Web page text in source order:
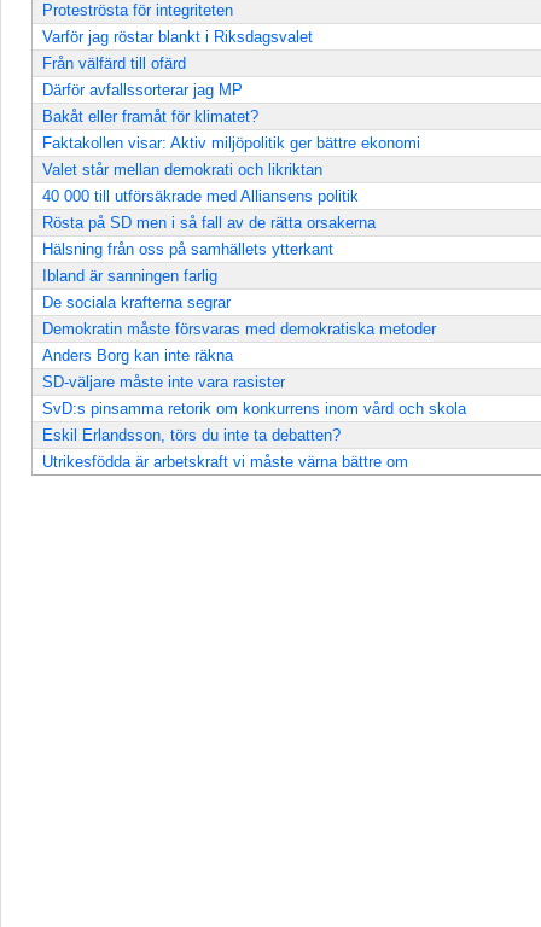
Proteströsta för integriteten
Varför jag röstar blankt i Riksdagsvalet
Från välfärd till ofärd
Därför avfallssorterar jag MP
Bakåt eller framåt för klimatet?
Faktakollen visar: Aktiv miljöpolitik ger bättre ekonomi
Valet står mellan demokrati och likriktan
40 000 till utförsäkrade med Alliansens politik
Rösta på SD men i så fall av de rätta orsakerna
Hälsning från oss på samhällets ytterkant
Ibland är sanningen farlig
De sociala krafterna segrar
Demokratin måste försvaras med demokratiska metoder
Anders Borg kan inte räkna
SD-väljare måste inte vara rasister
SvD:s pinsamma retorik om konkurrens inom vård och skola
Eskil Erlandsson, törs du inte ta debatten?
Utrikesfödda är arbetskraft vi måste värna bättre om